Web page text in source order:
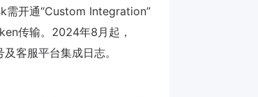
需开通“Custom Integration”
传输。2024年8月起，
客服平台集成日志。